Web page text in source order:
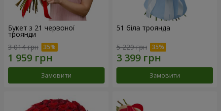
Букет з 21 червоної
троянди
3 014 грн
Замовити
51 біла троянда
5 229 грн
Замовити